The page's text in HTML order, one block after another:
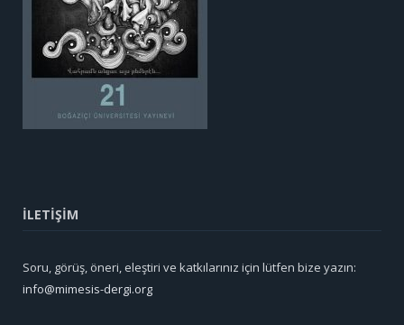
İLETİŞİM
Soru, görüş, öneri, eleştiri ve katkılarınız için lütfen bize yazın:
info@mimesis-dergi.org